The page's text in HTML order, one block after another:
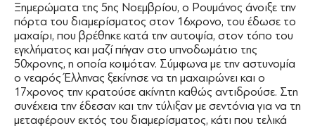
Ξημερώματα της 5ης Νοεμβρίου, ο Ρουμάνος άνοιξε την
πόρτα του διαμερίσματος στον 16χρονο, του έδωσε το
μαχαίρι, που βρέθηκε κατά την αυτοψία, στον τόπο του
εγκλήματος και μαζί πήγαν στο υπνοδωμάτιο της
50χρονης, η οποία κοιμόταν. Σύμφωνα με την αστυνομία
ο νεαρός Έλληνας ξεκίνησε να τη μαχαιρώνει και ο
17χρονος την κρατούσε ακίνητη καθώς αντιδρούσε. Στη
συνέχεια την έδεσαν και την τύλιξαν με σεντόνια για να τη
μεταφέρουν εκτός του διαμερίσματος, κάτι που τελικά